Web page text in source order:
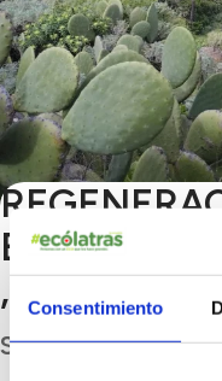
Consentimiento
, ARURE
S.C. Tenerife